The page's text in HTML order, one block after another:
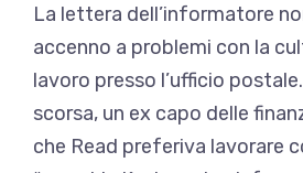
La lettera dell’informatore
accenno a problemi con la
lavoro presso l’ufficio
scorsa, un ex capo delle
che Read preferiva lavorare